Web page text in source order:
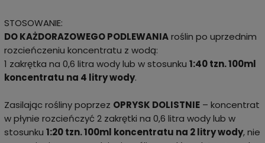
STOSOWANIE:
DO KAŻDORAZOWEGO PODLEWANIAroślin po uprzednim
rozcieńczeniu koncentratu z wodą:
1 zakrętka na 0,6 litra wody lub w stosunku 1:40 tzn. 100ml
koncentratu na 4 litry wody.
Zasilając rośliny poprzez OPRYSK DOLISTNIE– koncentrat
w płynie rozcieńczyć 2 zakrętki na 0,6 litra wody lub w
stosunku 1:20 tzn. 100ml koncentratu na 2 litry wody, nie